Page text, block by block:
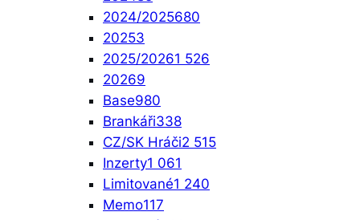
2024/2025680
20253
2025/20261 526
20269
Base980
Brankáři338
CZ/SK Hráči2 515
Inzerty1 061
Limitované1 240
Memo117